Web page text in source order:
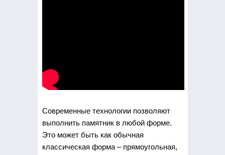
Современные технологии позволяют
выполнить памятник в любой форме.
Это может быть как обычная
классическая форма – прямоугольная,